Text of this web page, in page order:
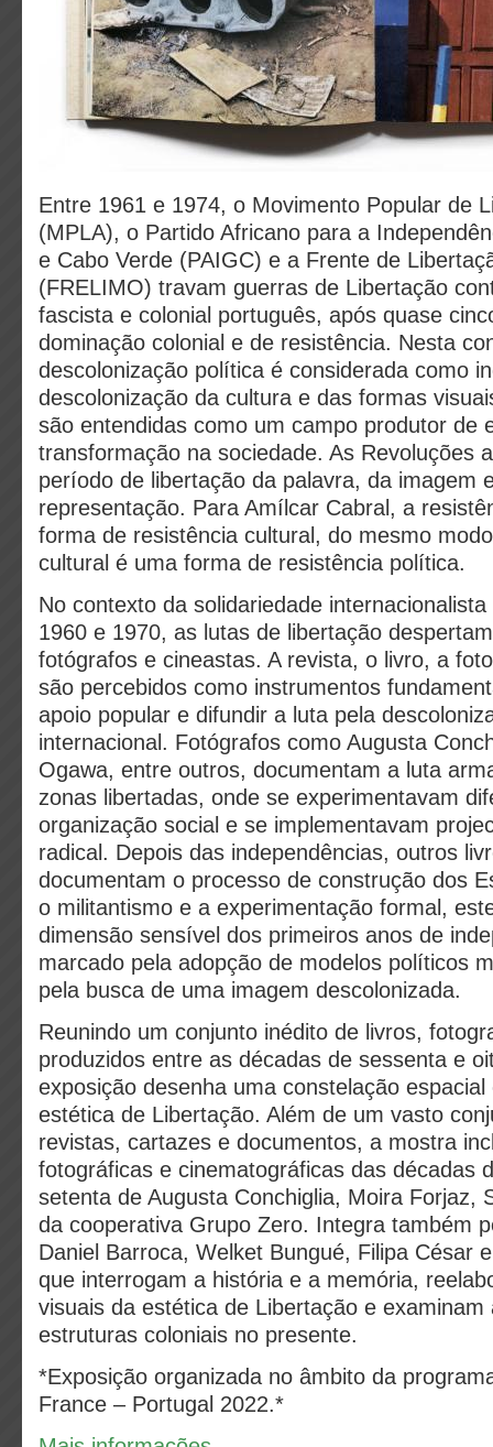
Entre 1961 e 1974, o Movimento Popular de
(MPLA), o Partido Africano para a
e Cabo Verde (PAIGC) e a Frente de
(FRELIMO) travam guerras de Libertação
fascista e colonial português, após quase
dominação colonial e de resistência. Nesta
descolonização política é considerada como
descolonização da cultura e das formas
são entendidas como um campo produtor de
transformação na sociedade. As Revoluções
período de libertação da palavra, da imagem
representação. Para Amílcar Cabral, a
forma de resistência cultural, do mesmo
cultural é uma forma de resistência política.
No contexto da solidariedade
1960 e 1970, as lutas de libertação
fotógrafos e cineastas. A revista, o livro, a
são percebidos como instrumentos
apoio popular e difundir a luta pela
internacional. Fotógrafos como Augusta
Ogawa, entre outros, documentam a luta
zonas libertadas, onde se experimentavam
organização social e se implementavam
radical. Depois das independências, outros
documentam o processo de construção dos
o militantismo e a experimentação formal,
dimensão sensível dos primeiros anos de
marcado pela adopção de modelos políticos
pela busca de uma imagem descolonizada.
Reunindo um conjunto inédito de livros,
produzidos entre as décadas de sessenta e
exposição desenha uma constelação
estética de Libertação. Além de um vasto
revistas, cartazes e documentos, a mostra
fotográficas e cinematográficas das décadas
setenta de Augusta Conchiglia, Moira Forjaz,
da cooperativa Grupo Zero. Integra também
Daniel Barroca, Welket Bungué, Filipa César
que interrogam a história e a memória,
visuais da estética de Libertação e examinam
estruturas coloniais no presente.
*Exposição organizada no âmbito da
France – Portugal 2022.*